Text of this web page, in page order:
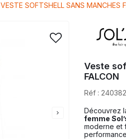
VESTE SOFTSHELL SANS
Veste
FALCON
Réf :
Découvrez
femme
moderne et